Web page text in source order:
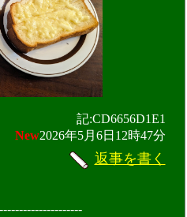
記:CD6656D1E1
New2026年5月6日12時47分
返事を書く